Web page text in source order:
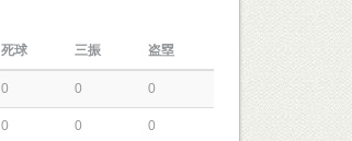
死球 三振 盗塁
0 0 0
0 0 0